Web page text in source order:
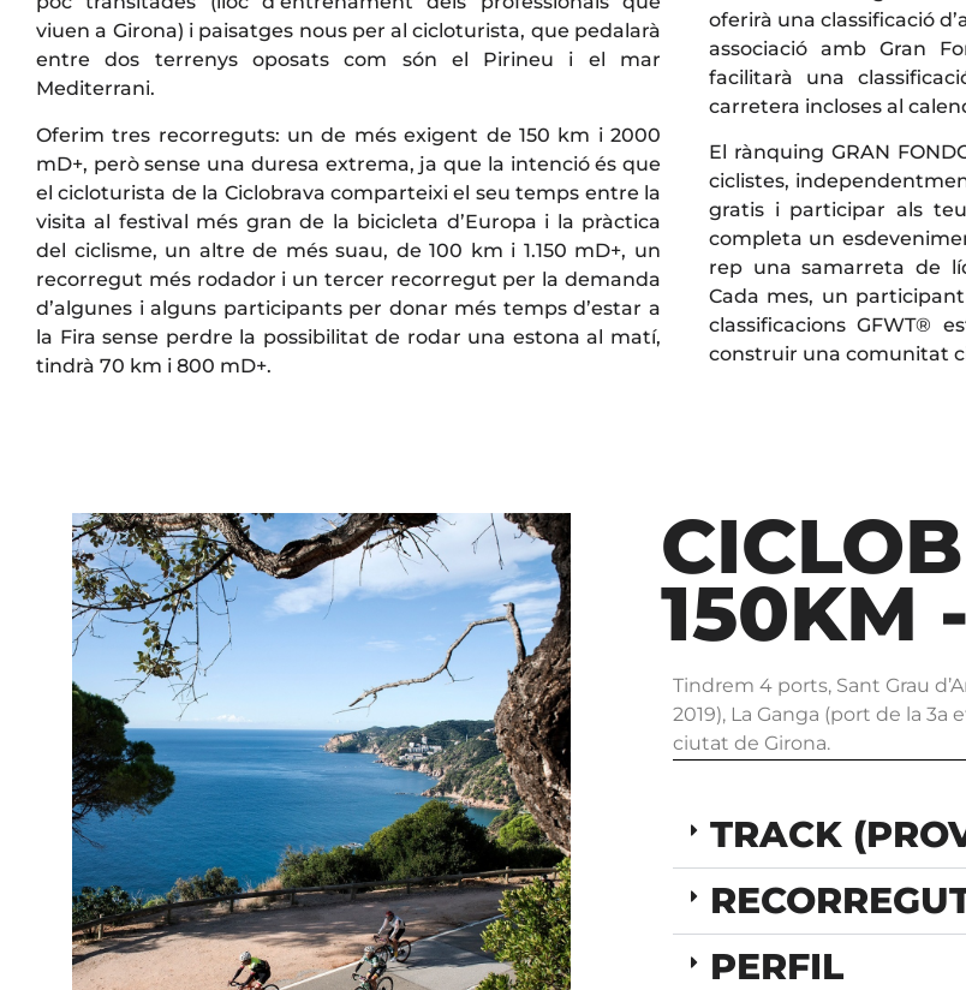
viuen a Girona) i paisatges nous per al cicloturista, que pedalarà
entre dos terrenys oposats com són el Pirineu i el mar
Mediterrani.
Oferim tres recorreguts: un de més exigent de 150 km i 2000
mD+, però sense una duresa extrema, ja que la intenció és que
el cicloturista de la Ciclobrava comparteixi el seu temps entre la
visita al festival més gran de la bicicleta d’Europa i la pràctica
del ciclisme, un altre de més suau, de 100 km i 1.150 mD+, un
recorregut més rodador i un tercer recorregut per la demanda
d’algunes i alguns participants per donar més temps d’estar a
la Fira sense perdre la possibilitat de rodar una estona al matí,
tindrà 70 km i 800 mD+.
oferirà una classificació
associació amb Gran
facilitarà una
carretera incloses al
El rànquing GRAN
ciclistes,
gratis i participar als
completa un
rep una samarreta de
Cada mes, un
classificacions GFWT®
construir una comunitat
150KM
Tindrem 4 ports, Sant Grau
2019), La Ganga (port de la 3a
ciutat de Girona.
TRACK
PERFIL